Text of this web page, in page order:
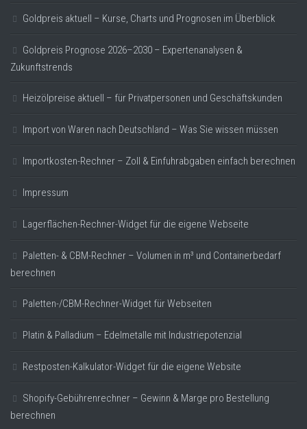
Goldpreis aktuell – Kurse, Charts und Prognosen im Überblick
Goldpreis Prognose 2026–2030 – Expertenanalysen &
Zukunftstrends
Heizölpreise aktuell – für Privatpersonen und Geschäftskunden
Import von Waren nach Deutschland – Was Sie wissen müssen
Importkosten-Rechner – Zoll & Einfuhrabgaben einfach berechnen
Impressum
Lagerflächen-Rechner-Widget für die eigene Webseite
Paletten- & CBM-Rechner – Volumen in m³ und Containerbedarf
berechnen
Paletten-/CBM-Rechner-Widget für Webseiten
Platin & Palladium – Edelmetalle mit Industriepotenzial
Restposten-Kalkulator-Widget für die eigene Website
Shopify-Gebührenrechner – Gewinn & Marge pro Bestellung
berechnen